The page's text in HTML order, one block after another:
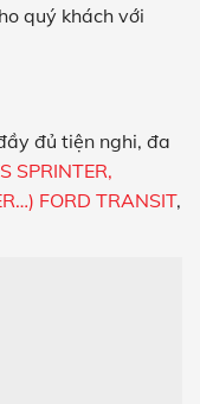
quý khách với
đủ tiện nghi, đa
SPRINTER,
FORD TRANSIT,